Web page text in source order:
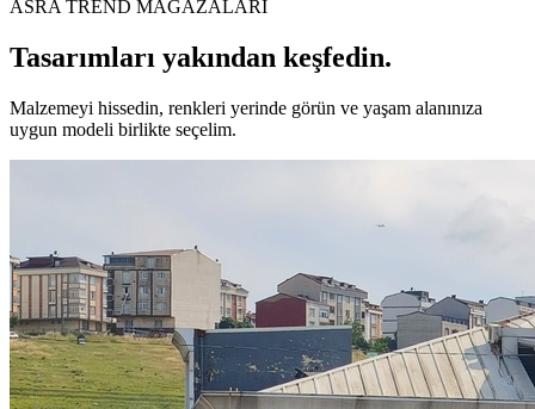
ASRA TREND MAĞAZALARI
Tasarımları yakından keşfedin.
Malzemeyi hissedin, renkleri yerinde görün ve yaşam alanınıza
uygun modeli birlikte seçelim.